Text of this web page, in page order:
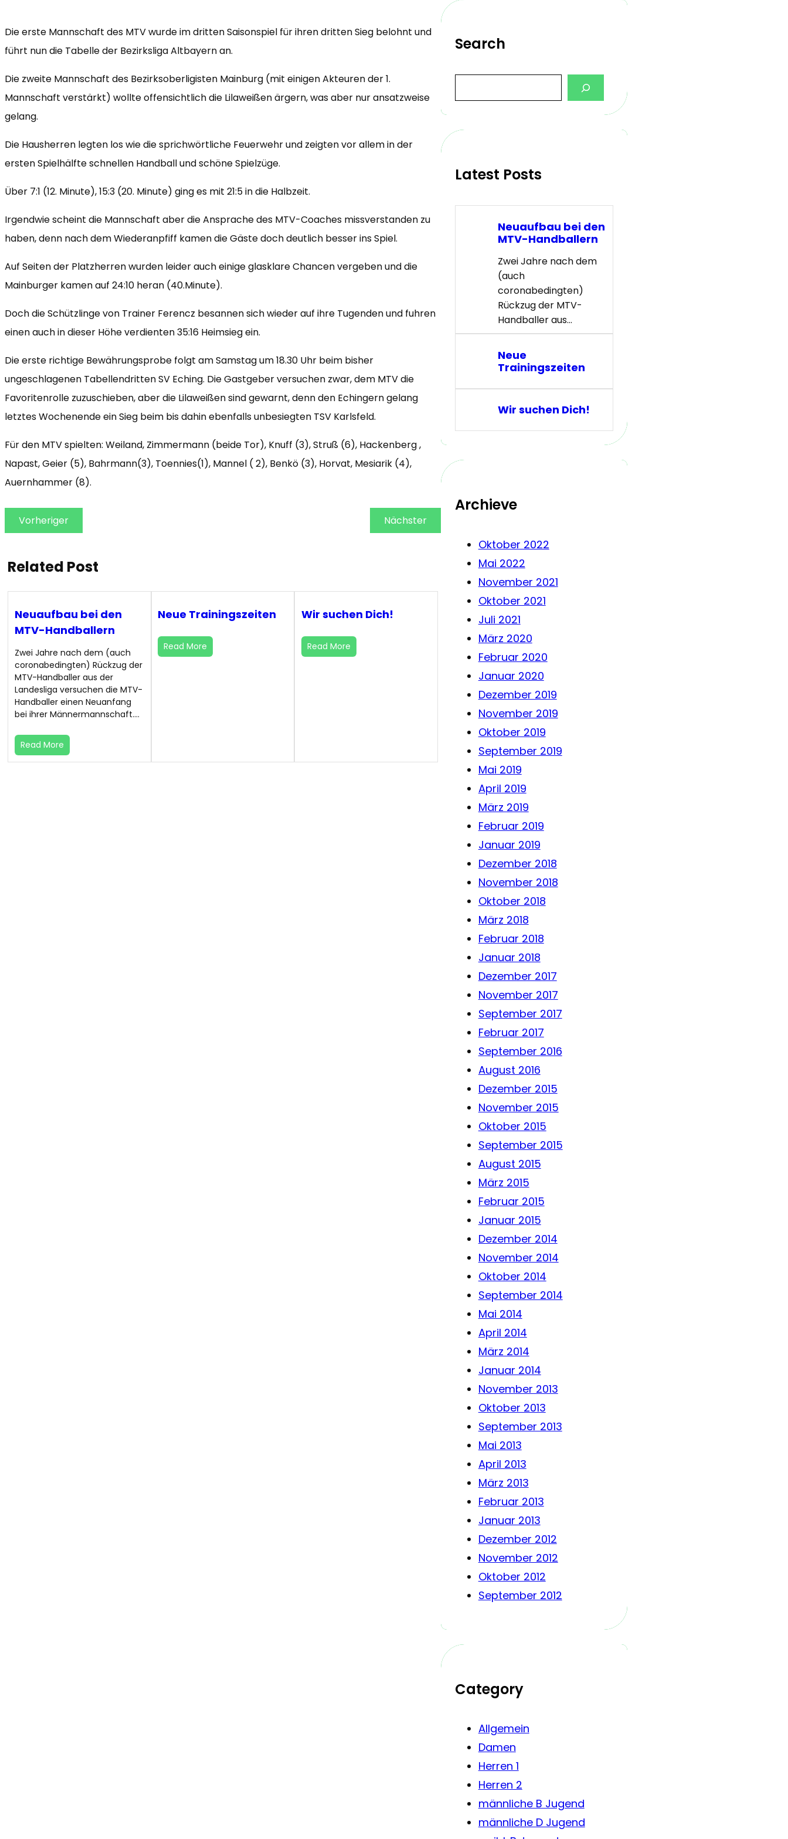
Die erste Mannschaft des MTV wurde im dritten Saisonspiel für ihren dritten Sieg belohnt und
führt nun die Tabelle der Bezirksliga Altbayern an.
Die zweite Mannschaft des Bezirksoberligisten Mainburg (mit einigen Akteuren der 1.
Mannschaft verstärkt) wollte offensichtlich die Lilaweißen ärgern, was aber nur ansatzweise
gelang.
Die Hausherren legten los wie die sprichwörtliche Feuerwehr und zeigten vor allem in der
ersten Spielhälfte schnellen Handball und schöne Spielzüge.
Über 7:1 (12. Minute), 15:3 (20. Minute) ging es mit 21:5 in die Halbzeit.
Irgendwie scheint die Mannschaft aber die Ansprache des MTV-Coaches missverstanden zu
haben, denn nach dem Wiederanpfiff kamen die Gäste doch deutlich besser ins Spiel.
Auf Seiten der Platzherren wurden leider auch einige glasklare Chancen vergeben und die
Mainburger kamen auf 24:10 heran (40.Minute).
Doch die Schützlinge von Trainer Ferencz besannen sich wieder auf ihre Tugenden und fuhren
einen auch in dieser Höhe verdienten 35:16 Heimsieg ein.
Die erste richtige Bewährungsprobe folgt am Samstag um 18.30 Uhr beim bisher
ungeschlagenen Tabellendritten SV Eching. Die Gastgeber versuchen zwar, dem MTV die
Favoritenrolle zuzuschieben, aber die Lilaweißen sind gewarnt, denn den Echingern gelang
letztes Wochenende ein Sieg beim bis dahin ebenfalls unbesiegten TSV Karlsfeld.
Für den MTV spielten: Weiland, Zimmermann (beide Tor), Knuff (3), Struß (6), Hackenberg ,
Napast, Geier (5), Bahrmann(3), Toennies(1), Mannel ( 2), Benkö (3), Horvat, Mesiarik (4),
Auernhammer (8).
Vorheriger Nächster
Related Post
Neuaufbau bei den
MTV-Handballern
Zwei Jahre nach dem (auch
coronabedingten) Rückzug der
MTV-Handballer aus der
Landesliga versuchen die MTV-
Handballer einen Neuanfang
bei ihrer Männermannschaft.…
Read More
Neue Trainingszeiten
Read More
Wir suchen Dich!
Read More
Search
a
c
Latest Posts
Neuaufbau bei den
MTV-Handballern
Zwei Jahre nach dem
(auch
coronabedingten)
Rückzug der MTV-
Handballer aus…
Neue
Trainingszeiten
Wir suchen Dich!
Archieve
Oktober 2022
Mai 2022
November 2021
Oktober 2021
Juli 2021
März 2020
Februar 2020
Januar 2020
Dezember 2019
November 2019
Oktober 2019
September 2019
Mai 2019
April 2019
März 2019
Februar 2019
Januar 2019
Dezember 2018
November 2018
Oktober 2018
März 2018
Februar 2018
Januar 2018
Dezember 2017
November 2017
September 2017
Februar 2017
September 2016
August 2016
Dezember 2015
November 2015
Oktober 2015
September 2015
August 2015
März 2015
Februar 2015
Januar 2015
Dezember 2014
November 2014
Oktober 2014
September 2014
Mai 2014
April 2014
März 2014
Januar 2014
November 2013
Oktober 2013
September 2013
Mai 2013
April 2013
März 2013
Februar 2013
Januar 2013
Dezember 2012
November 2012
Oktober 2012
September 2012
Category
Allgemein
Damen
Herren 1
Herren 2
männliche B Jugend
männliche D Jugend